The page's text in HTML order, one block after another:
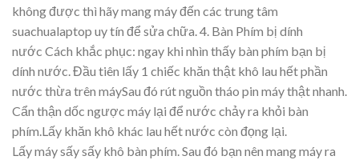
không được thì hãy mang máy đến các trung tâm
suachualaptop uy tín để sửa chữa. 4. Bàn Phím bị dính
nước Cách khắc phục: ngay khi nhìn thấy bàn phím bạn bị
dính nước. Đầu tiên lấy 1 chiếc khăn thật khô lau hết phần
nước thừa trên máySau đó rút nguồn tháo pin máy thật nhanh.
Cẩn thận dốc ngược máy lại để nước chảy ra khỏi bàn
phím.Lấy khăn khô khác lau hết nước còn đọng lại.
Lấy máy sấy sấy khô bàn phím. Sau đó bạn nên mang máy ra